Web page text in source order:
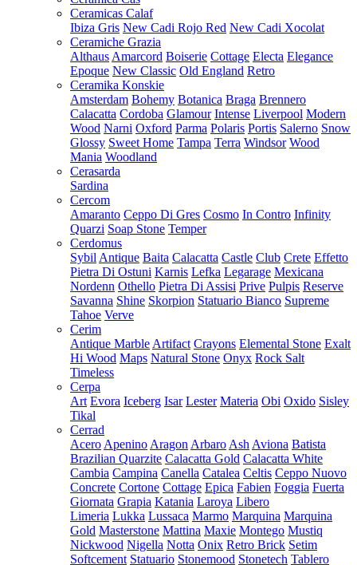
Ceramicas Calaf
Ibiza Gris New Cadi Rojo Red New Cadi Xocolat
Ceramiche Grazia
Althaus Amarcord Boiserie Cottage Electa Elegance
Epoque New Classic Old England Retro
Ceramika Konskie
Amsterdam Bohemy Botanica Braga Brennero
Calacatta Cordoba Glamour Intense Liverpool Modern
Wood Narni Oxford Parma Polaris Portis Salerno Snow
Glossy Sweet Home Tampa Terra Windsor Wood
Mania Woodland
Cerasarda
Sardina
Cercom
Amaranto Ceppo Di Gres Cosmo In Contro Infinity
Quarzi Soap Stone Temper
Cerdomus
Sybil Antique Baita Calacatta Castle Club Crete Effetto
Pietra Di Ostuni Karnis Lefka Legarage Mexicana
Nordenn Othello Pietra Di Assisi Prive Pulpis Reserve
Savanna Shine Skorpion Statuario Bianco Supreme
Tahoe Verve
Cerim
Antique Marble Artifact Crayons Elemental Stone Exalt
Hi Wood Maps Natural Stone Onyx Rock Salt
Timeless
Cerpa
Art Evora Iceberg Isar Lester Materia Obi Oxido Sisley
Tikal
Cerrad
Acero Apenino Aragon Arbaro Ash Aviona Batista
Brazilian Quarzite Calacatta Gold Calacatta White
Cambia Campina Canella Catalea Celtis Ceppo Nuovo
Concrete Cortone Cottage Epica Fabien Foggia Fuerta
Giornata Grapia Katania Laroya Libero
Limeria Lukka Lussaca Marmo Marquina Marquina
Gold Masterstone Mattina Maxie Montego Mustiq
Nickwood Nigella Notta Onix Retro Brick Setim
Softcement Statuario Stonemood Stonetech Tablero